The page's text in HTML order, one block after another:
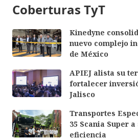
Coberturas TyT
Kinedyne
nuevo complejo
de México
APIEJ alista su
fortalecer
Jalisco
Transportes
35 Scania Super
eficiencia